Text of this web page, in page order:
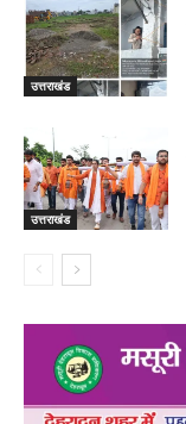
उत्तराखंड
उत्तराखंड